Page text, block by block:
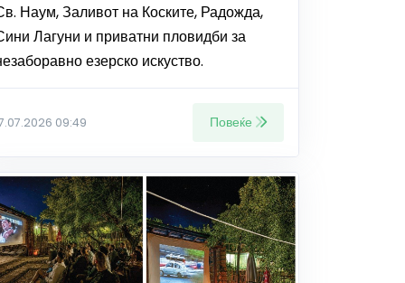
Наум, Заливот на Коските, Радожда,
Лагуни и приватни пловидби за
езерско искуство.
09:49 Повеќе